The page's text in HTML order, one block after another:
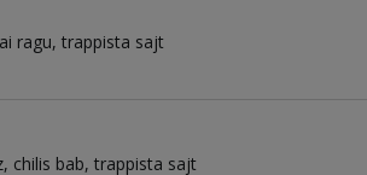
ragu, trappista sajt
chilis bab, trappista sajt